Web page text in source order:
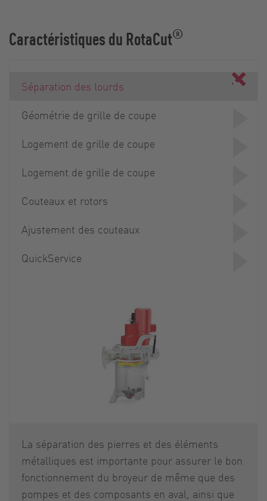
Caractéristiques du RotaCut®
Séparation des lourds
Géométrie de grille de coupe
Logement de grille de coupe
Logement de grille de coupe
Couteaux et rotors
Ajustement des couteaux
QuickService
La séparation des pierres et des éléments
métalliques est importante pour assurer le bon
fonctionnement du broyeur de même que des
pompes et des composants en aval, ainsi que